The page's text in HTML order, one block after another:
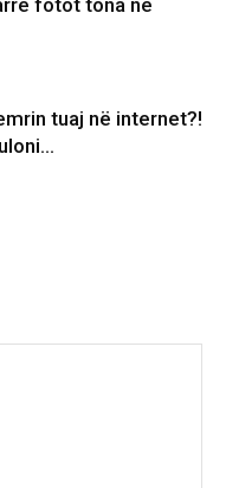
fotot tona në
tuaj në internet?!